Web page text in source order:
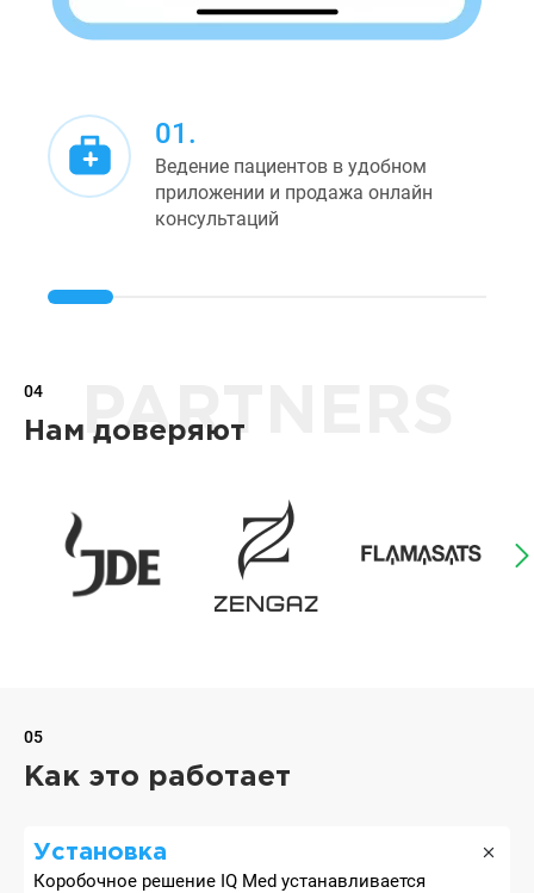
01.
Ведение пациентов в удобном
приложении и продажа онлайн
консультаций
PARTNERS
04
Нам доверяют
05
Как это работает
Установка
Коробочное решение IQ Med устанавливается